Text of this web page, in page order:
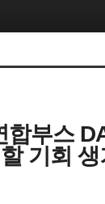
부스
기회 생